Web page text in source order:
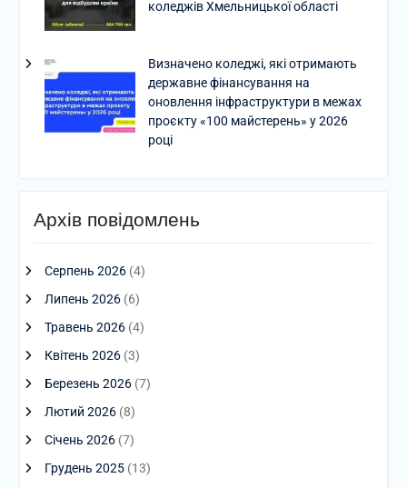
коледжів Хмельницької області
Визначено коледжі, які отримають
державне фінансування на
оновлення інфраструктури в межах
проєкту «100 майстерень» у 2026
році
Архів повідомлень
Серпень 2026(4)
Липень 2026(6)
Травень 2026(4)
Квітень 2026(3)
Березень 2026(7)
Лютий 2026(8)
Січень 2026(7)
Грудень 2025(13)